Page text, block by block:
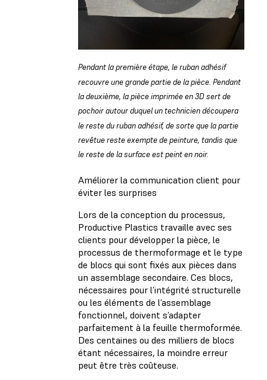
Pendant la première étape, le ruban adhésif
recouvre une grande partie de la pièce. Pendant
la deuxième, la pièce imprimée en 3D sert de
pochoir autour duquel un technicien découpera
le reste du ruban adhésif, de sorte que la partie
revêtue reste exempte de peinture, tandis que
le reste de la surface est peint en noir.
Améliorer la communication client pour
éviter les surprises
Lors de la conception du processus,
Productive Plastics travaille avec ses
clients pour développer la pièce, le
processus de thermoformage et le type
de blocs qui sont fixés aux pièces dans
un assemblage secondaire. Ces blocs,
nécessaires pour l’intégrité structurelle
ou les éléments de l’assemblage
fonctionnel, doivent s’adapter
parfaitement à la feuille thermoformée.
Des centaines ou des milliers de blocs
étant nécessaires, la moindre erreur
peut être très coûteuse.